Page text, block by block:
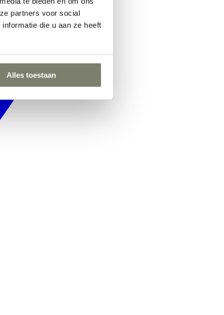
partners voor social
die u aan ze heeft
Alles toestaan